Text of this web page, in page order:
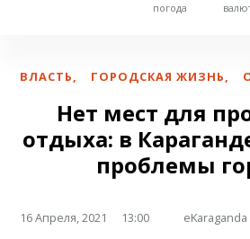
погода
EUR
ВЛАСТЬ, ГОРОДСКАЯ ЖИЗНЬ,
Нет мест для
отдыха: в
проблемы
16 Апреля, 2021 13:00 eKaraganda